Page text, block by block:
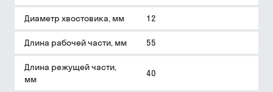
Диаметр хвостовика, мм 12
Длина рабочей части, мм 55
Длина режущей части,
мм
40